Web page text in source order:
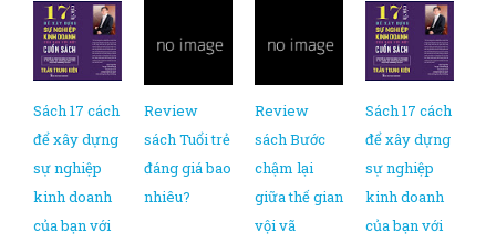
Sách 17 cách
để xây dựng
sự nghiệp
kinh doanh
của bạn với
Review
sách Tuổi trẻ
đáng giá bao
nhiêu?
Review
sách Bước
chậm lại
giữa thế gian
vội vã
Sách 17 cách
để xây dựng
sự nghiệp
kinh doanh
của bạn với